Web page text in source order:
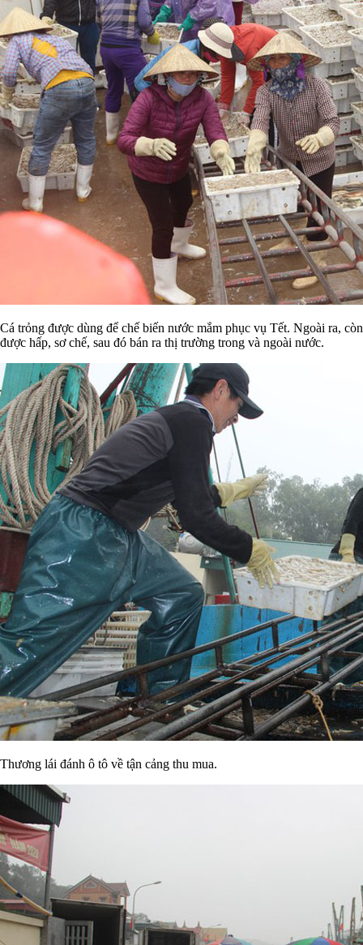
Cá trỏng được dùng để chế biến nước mắm phục vụ Tết. Ngoài ra, còn
được hấp, sơ chế, sau đó bán ra thị trường trong và ngoài nước.
Thương lái đánh ô tô về tận cảng thu mua.